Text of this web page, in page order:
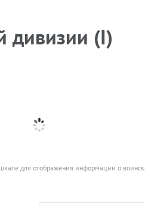
дивизии (I)
для отображения информации о